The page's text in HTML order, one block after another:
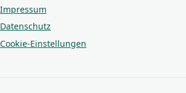
Impressum
Datenschutz
Cookie-Einstellungen